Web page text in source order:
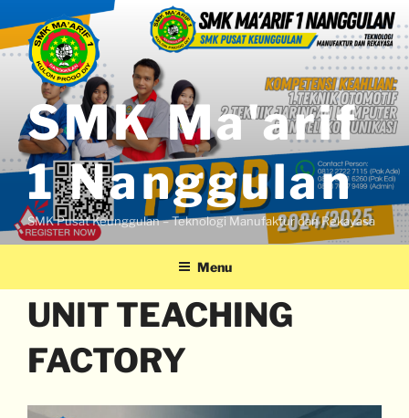
SMK Ma'arif
1 Nanggulan
SMK Pusat Keunggulan – Teknologi Manufaktur dan Rekayasa
Menu
UNIT TEACHING
FACTORY